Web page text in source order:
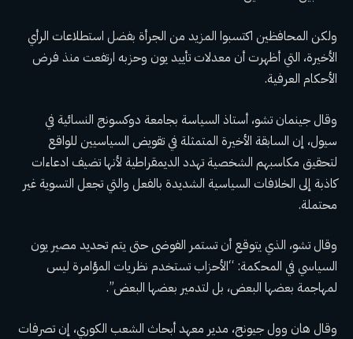
ولكن المحافظين اكتسبوا المزيد من الجرأة بفضل استطلاعات الرأي
الأخيرة، التي أظهرت أن معدلات تأييد يون وحزبه ارتفعت منذ فرض
الأحكام العرفية.
وقال جينمان تشو، أستاذ السياسة بجامعة دوكسونج النسائية في
سيول، إن السابقة الأخيرة المتمثلة في تقويض السياسيين للواقع
لتحقيق مكاسبهم الشخصية تهدد الديمقراطية لأنها تضيف ادعاءات
كاذبة إلى الخلافات السياسية الشديدة بالفعل والتي تجعل التسوية غير
محتملة.
وقال تشو، الذي يتوقع أن تستمر الفوضى حتى يتم تحديد مصير يون
السياسي في المحكمة: “الأحزاب تستخدم نظريات المؤامرة ليس
لمهاجمة بعضها البعض، بل لتدمير بعضها البعض”.
وقال هان وول جيونج، مدير معهد أبحاث الشعب الكوري، إن تصرفات